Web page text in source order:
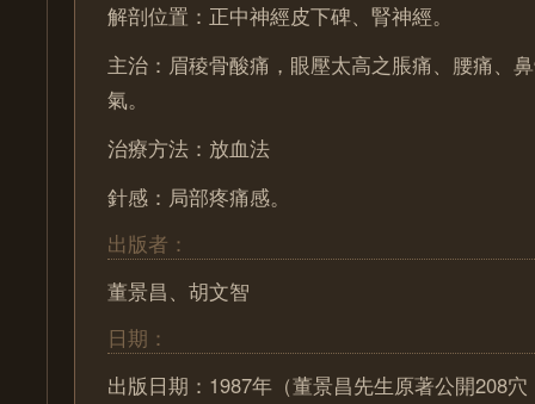
解剖位置：正中神經皮下碑、腎神經。
主治：眉稜骨酸痛，眼壓太高之脹痛、腰痛、
氣。
治療方法：放血法
針感：局部疼痛感。
出版者：
董景昌、胡文智
日期：
出版日期：1987年（董景昌先生原著公開208